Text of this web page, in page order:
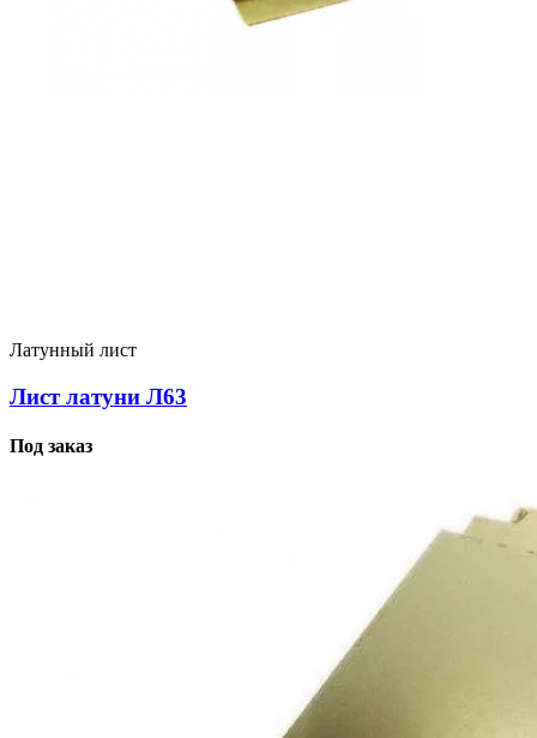
Латунный лист
Лист латуни Л63
Под заказ